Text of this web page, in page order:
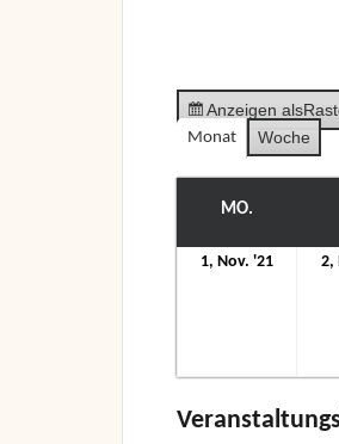
Anzeigen als
Monat
Woche
MO.
1, Nov. '21 2,